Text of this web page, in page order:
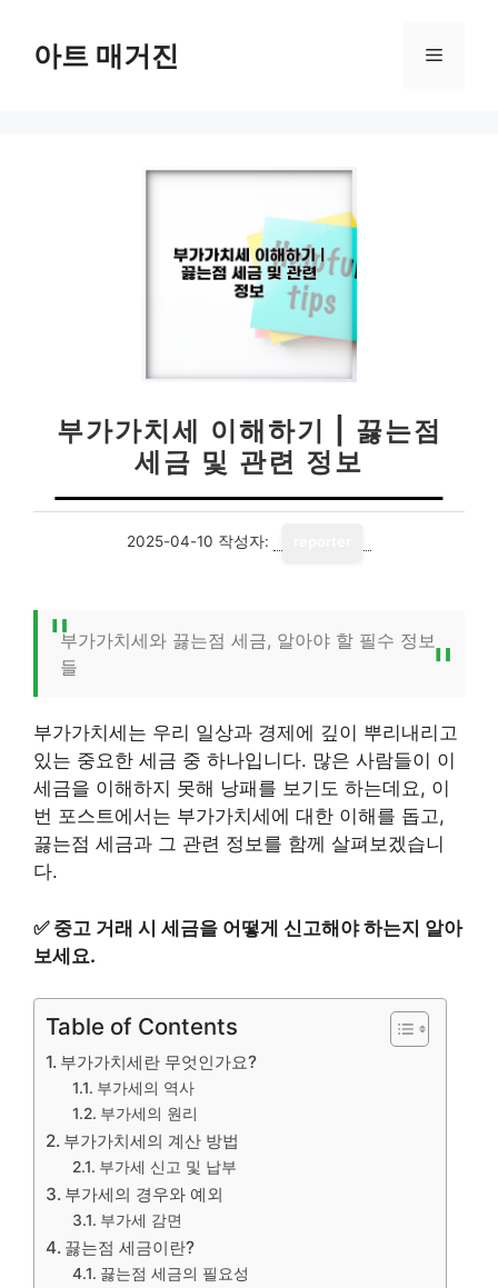
아트 매거진 메
부가가치세 이해하기 | 끓는점
세금 및 관련 정보
2025-04-10 작성자:
부가가치세와 끓는점 세금, 알아야 할 필수 정보
들
부가가치세는 우리 일상과 경제에 깊이 뿌리내리고
있는 중요한 세금 중 하나입니다. 많은 사람들이 이
세금을 이해하지 못해 낭패를 보기도 하는데요, 이
번 포스트에서는 부가가치세에 대한 이해를 돕고,
끓는점 세금과 그 관련 정보를 함께 살펴보겠습니
다.
✅ 중고 거래 시 세금을 어떻게 신고해야 하는지 알아
보세요.
Table of Contents
부가가치세란 무엇인가요?
부가세의 역사
부가세의 원리
부가가치세의 계산 방법
부가세 신고 및 납부
부가세의 경우와 예외
부가세 감면
끓는점 세금이란?
끓는점 세금의 필요성